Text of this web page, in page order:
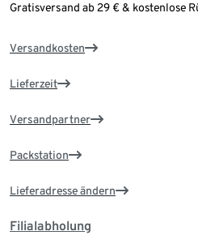
Gratisversand ab 29 € & kostenlose
Versandkosten
Lieferzeit
Versandpartner
Packstation
Lieferadresse ändern
Filialabholung